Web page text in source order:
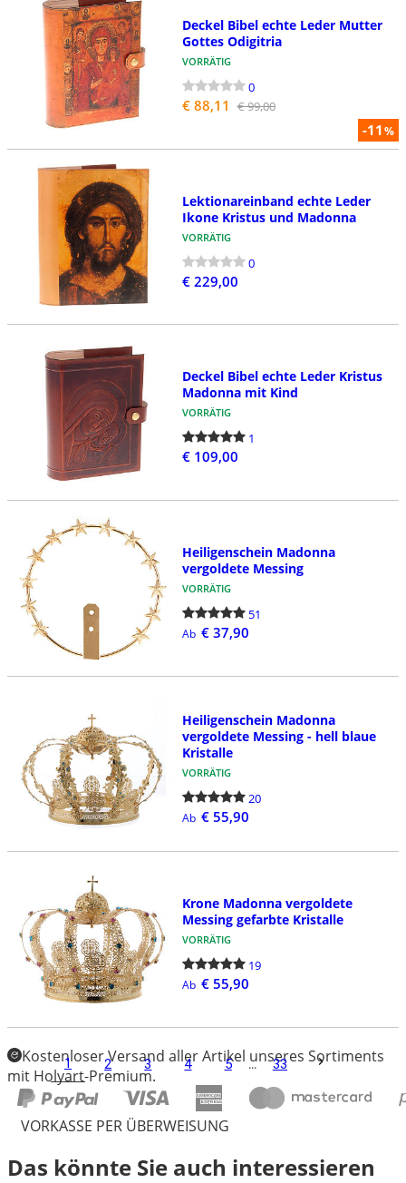
-11%
Deckel Bibel echte Leder Mutter
Gottes Odigitria
VORRÄTIG
0
€ 88,11 € 99,00
Lektionareinband echte Leder
Ikone Kristus und Madonna
VORRÄTIG
0
€ 229,00
Deckel Bibel echte Leder Kristus
Madonna mit Kind
VORRÄTIG
1
€ 109,00
Heiligenschein Madonna
vergoldete Messing
VORRÄTIG
51
Ab € 37,90
Heiligenschein Madonna
vergoldete Messing - hell blaue
Kristalle
VORRÄTIG
20
Ab € 55,90
Krone Madonna vergoldete
Messing gefarbte Kristalle
VORRÄTIG
19
Ab € 55,90
1 2 3 4 5 ... 33
Kostenloser Versand aller Artikel unseres Sortiments
mit Holyart-Premium.
VORKASSE PER ÜBERWEISUNG
Das könnte Sie auch interessieren